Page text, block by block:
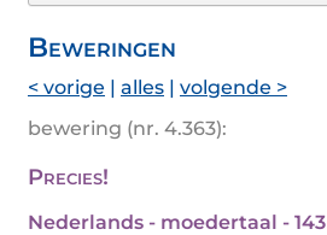
Beweringen
< vorige | alles | volgende >
bewering (nr. 4.363):
Precies!
Nederlands - moedertaal - 143